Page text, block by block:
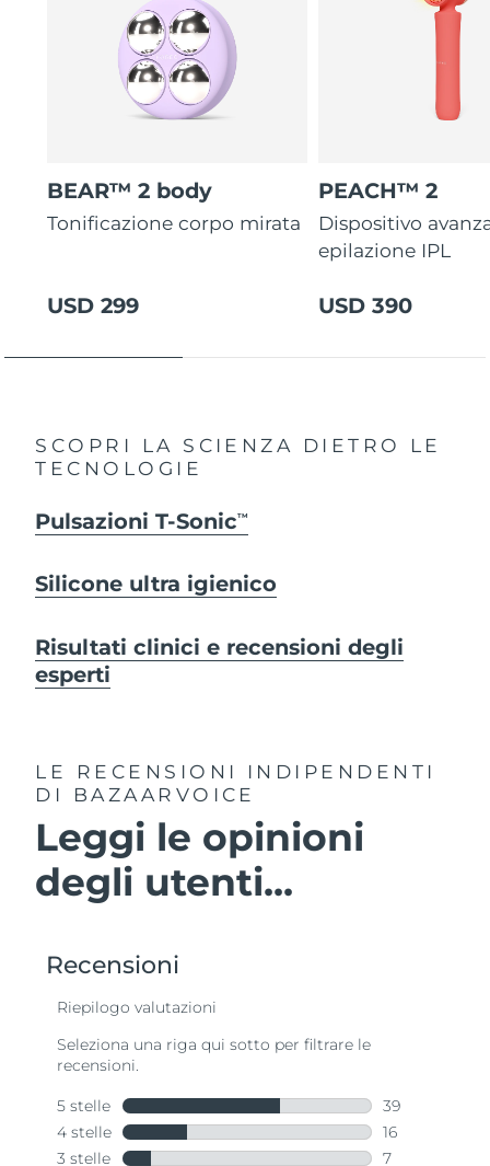
BEAR™ 2 body
Tonificazione corpo mirata
USD 299
PEACH™ 2
Dispositivo
epilazione IPL
USD 390
SCOPRI LA SCIENZA DIETRO LE
TECNOLOGIE
Pulsazioni T-SonicTM
Silicone ultra igienico
Risultati clinici e recensioni degli
esperti
LE RECENSIONI INDIPENDENTI
DI BAZAARVOICE
Leggi le opinioni
degli utenti...